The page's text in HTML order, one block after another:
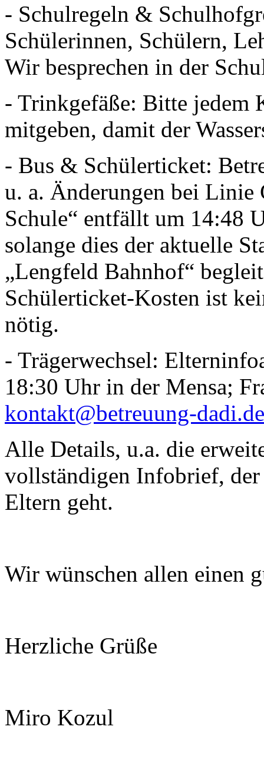
- Schulregeln &
Schülerinnen, Schülern,
Wir besprechen in der
- Trinkgefäße: Bitte jedem
mitgeben, damit der
- Bus & Schülerticket:
u. a. Änderungen bei
Schule“ entfällt um 14:48
solange dies der aktuelle
„Lengfeld Bahnhof“
Schülerticket-Kosten ist
nötig.
- Trägerwechsel:
18:30 Uhr in der Mensa;
kontakt@betreuung-dadi.de
Alle Details, u.a. die
vollständigen Infobrief,
Eltern geht.
Wir wünschen allen einen
Herzliche Grüße
Miro Kozul